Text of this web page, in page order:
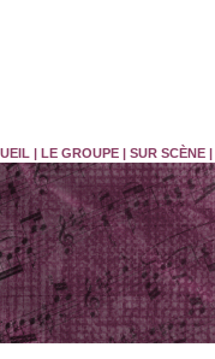
| LE GROUPE | SUR SCÈNE |